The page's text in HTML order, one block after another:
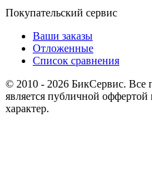
Покупательский сервис
Ваши заказы
Отложенные
Список сравнения
© 2010 - 2026 БикСервис. Все
является публичной
характер.